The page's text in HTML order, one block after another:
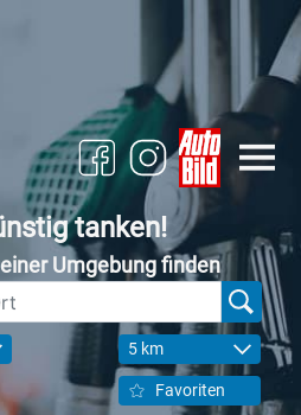
tanken!
Umgebung finden
5 km
Favoriten